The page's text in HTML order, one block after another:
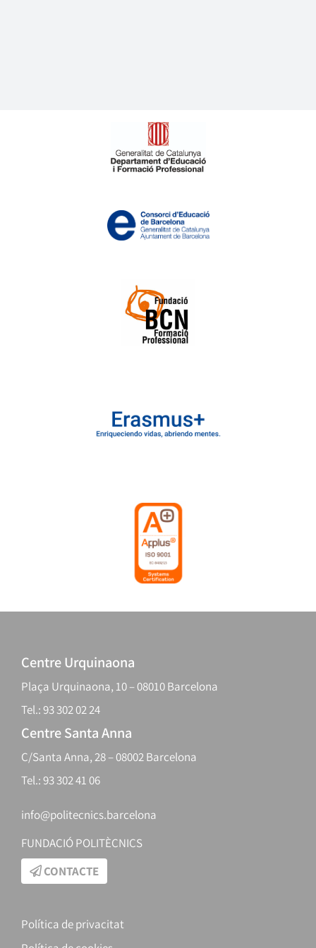
Centre Urquinaona
Plaça Urquinaona, 10 – 08010 Barcelona
Tel.: 93 302 02 24
Centre Santa Anna
C/Santa Anna, 28 – 08002 Barcelona
Tel.: 93 302 41 06
info@politecnics.barcelona
FUNDACIÓ POLITÈCNICS
CONTACTE
Política de privacitat